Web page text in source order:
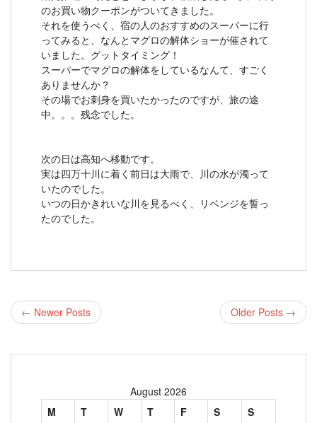
のお買い物クーポンがついてきました。
それを使うべく、宿の人のおすすめのスーパーに行
ってみると、なんとマグロの解体ショーが催されて
いました。グットタイミング！
スーパーでマグロの解体をしているなんて、すごく
ありませんか？
その場でお刺身を買いたかったのですが、旅の途
中。。。残念でした。
次の日は高知へ移動です。
実は四万十川に着く前日は大雨で、川の水が濁って
いたのでした。
いつの日かきれいな川を見るべく、リベンジを誓っ
たのでした。
← Newer Posts Older Posts →
August 2026
M
T W T F S S